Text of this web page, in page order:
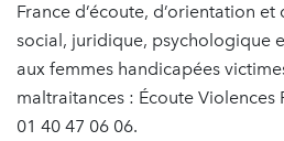
France d’écoute, d’orientation
social, juridique, psychologique
aux femmes handicapées
maltraitances : Écoute Violences
01 40 47 06 06.